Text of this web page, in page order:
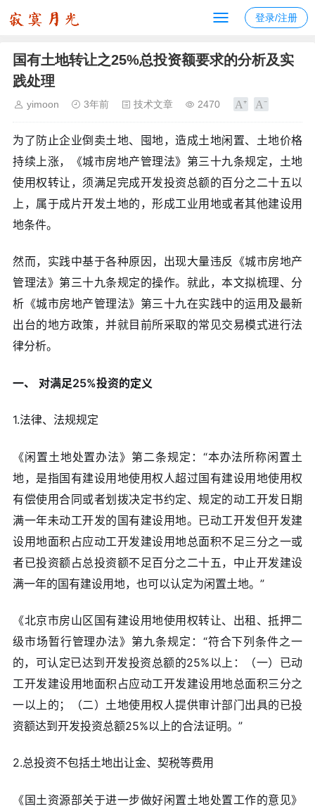
登录/注册
国有土地转让之25%总投资额要求的分析及实
践处理
yimoon 3年前 技术文章 2470
为了防止企业倒卖土地、囤地，造成土地闲置、土地价格
持续上涨，《城市房地产管理法》第三十九条规定，土地
使用权转让，须满足完成开发投资总额的百分之二十五以
上，属于成片开发土地的，形成工业用地或者其他建设用
地条件。
然而，实践中基于各种原因，出现大量违反《城市房地产
管理法》第三十九条规定的操作。就此，本文拟梳理、分
析《城市房地产管理法》第三十九在实践中的运用及最新
出台的地方政策，并就目前所采取的常见交易模式进行法
律分析。
一、 对满足25%投资的定义
1.法律、法规规定
《闲置土地处置办法》第二条规定：“本办法所称闲置土
地，是指国有建设用地使用权人超过国有建设用地使用权
有偿使用合同或者划拨决定书约定、规定的动工开发日期
满一年未动工开发的国有建设用地。已动工开发但开发建
设用地面积占应动工开发建设用地总面积不足三分之一或
者已投资额占总投资额不足百分之二十五，中止开发建设
满一年的国有建设用地，也可以认定为闲置土地。”
《北京市房山区国有建设用地使用权转让、出租、抵押二
级市场暂行管理办法》第九条规定：“符合下列条件之一
的，可认定已达到开发投资总额的25%以上：（一）已动
工开发建设用地面积占应动工开发建设用地总面积三分之
一以上的；（二）土地使用权人提供审计部门出具的已投
资额达到开发投资总额25%以上的合法证明。”
2.总投资不包括土地出让金、契税等费用
《国土资源部关于进一步做好闲置土地处置工作的意见》